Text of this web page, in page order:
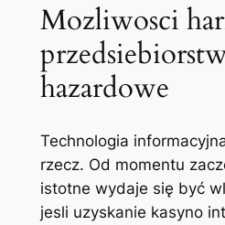
Mozliwosci
hazardowe
Technologia
rzecz. Od momentu
istotne wydaje się być
jesli uzyskanie kasyno